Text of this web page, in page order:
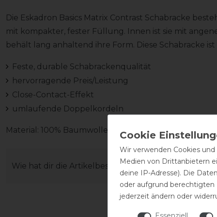
Die Eskadron Basics Matrix Contrast Schabracke
mit kompakter, fester Füllung. Innen ist sie mit
behält lang anhaltend ihre Form. Diese Schabracke
Feste, durable Schabrackenqualität
hervorragende Preis/Leistung
Close-Contact-Effekt
umlaufende Doppelkordeln
Material: 100% Baumwolle
Wie hat dir die Artikelbeschreibung gefallen?
Wir verwenden Cookies
Medien von Drittanbietern
deine IP-Adresse). Die
oder aufgrund berechtigten
jederzeit ändern oder
Essenziell